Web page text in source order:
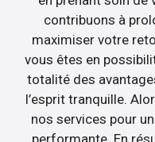
contribuons à
maximiser votre
vous êtes en
totalité des
l’esprit tranquille.
nos services pour